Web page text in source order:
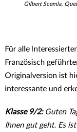
Gilbert Scemla,
Für alle
Französisch
Originalversion ist
interessante und
Klasse 9/2: Guten
Ihnen gut geht. Es